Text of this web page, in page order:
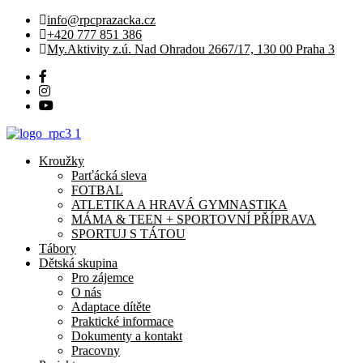
info@rpcprazacka.cz
+420 777 851 386
My.Aktivity z.ú. Nad Ohradou 2667/17, 130 00 Praha 3
Kroužky
Parťácká sleva
FOTBAL
ATLETIKA A HRAVÁ GYMNASTIKA
MÁMA & TEEN + SPORTOVNÍ PŘÍPRAVA
SPORTUJ S TÁTOU
Tábory
Dětská skupina
Pro zájemce
O nás
Adaptace dítěte
Praktické informace
Dokumenty a kontakt
Pracovny